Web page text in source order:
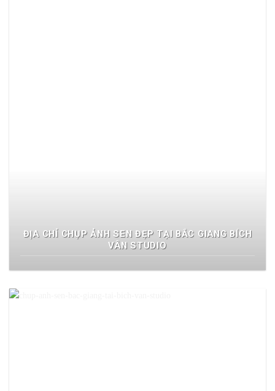
ĐỊA CHỈ CHỤP ẢNH SEN ĐẸP TẠI BẮC GIANG BÍCH
VÂN STUDIO